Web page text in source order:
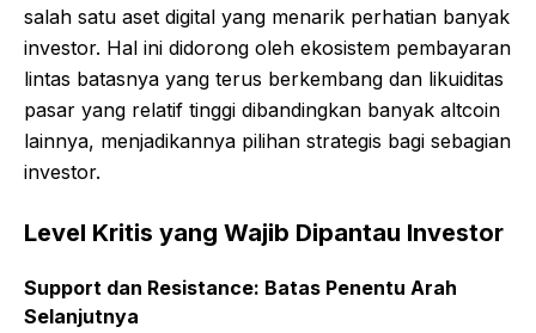
salah satu aset digital yang menarik perhatian banyak
investor. Hal ini didorong oleh ekosistem pembayaran
lintas batasnya yang terus berkembang dan likuiditas
pasar yang relatif tinggi dibandingkan banyak altcoin
lainnya, menjadikannya pilihan strategis bagi sebagian
investor.
Level Kritis yang Wajib Dipantau Investor
Support dan Resistance: Batas Penentu Arah
Selanjutnya